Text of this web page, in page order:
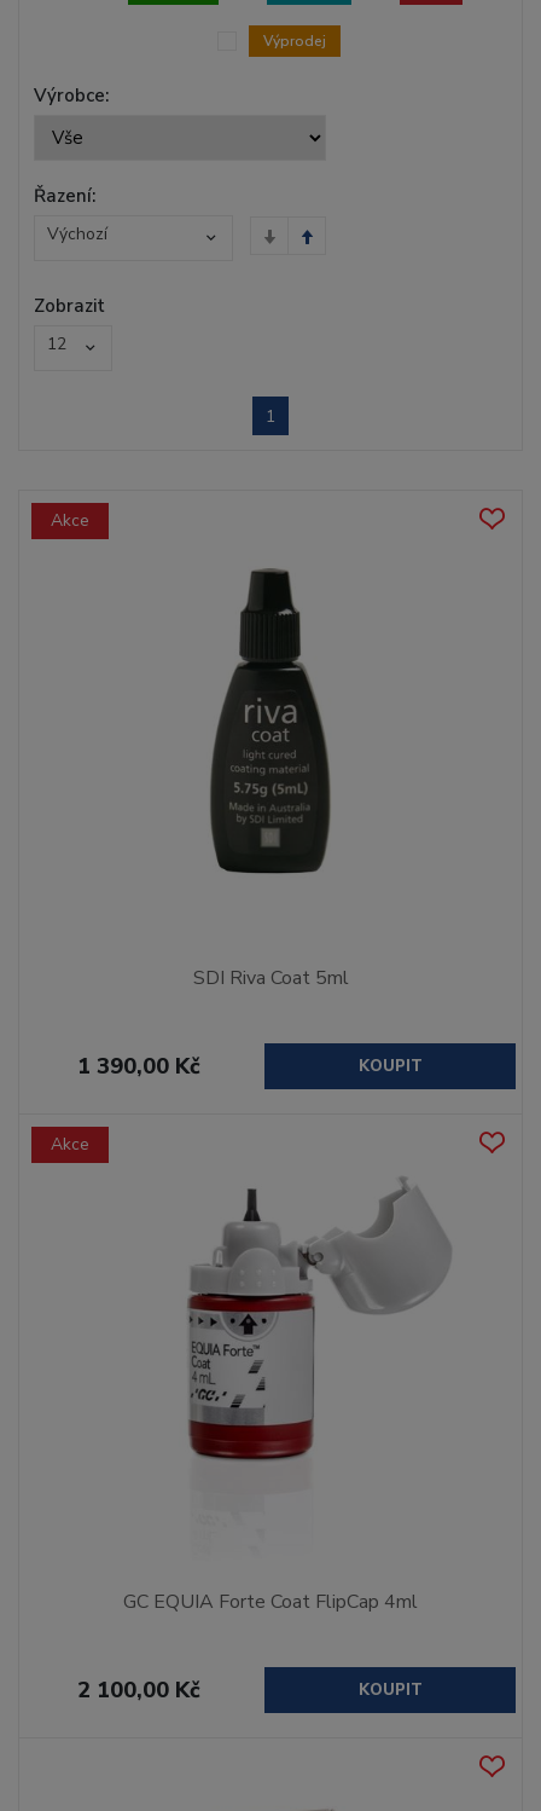
Výrobce:
Výprodej
Řazení:
Výchozí
Zobrazit
12
1
Akce
SDI Riva Coat 5ml
1 390,00 Kč KOUPIT
Akce
GC EQUIA Forte Coat FlipCap 4ml
2 100,00 Kč KOUPIT